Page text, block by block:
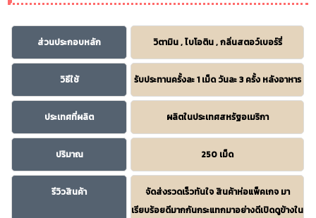
ส่วนประกอบหลัก วิตามิน , ไบโอติน , กลิ่นสตอว์เบอร์รี่
วิธีใช้ รับประทานครั้งละ 1 เม็ด วันละ 3 ครั้ง หลังอาหาร
ประเทศที่ผลิต ผลิตในประเทศสหรัฐอเมริกา
ปริมาณ 250 เม็ด
รีวิวสินค้า
จัดส่งรวดเร็วทันใจ สินค้าห่อแพ็คเกจ มา
เรียบร้อยดีมากกันกระแทกมาอย่างดีเปิดดูข้างใน